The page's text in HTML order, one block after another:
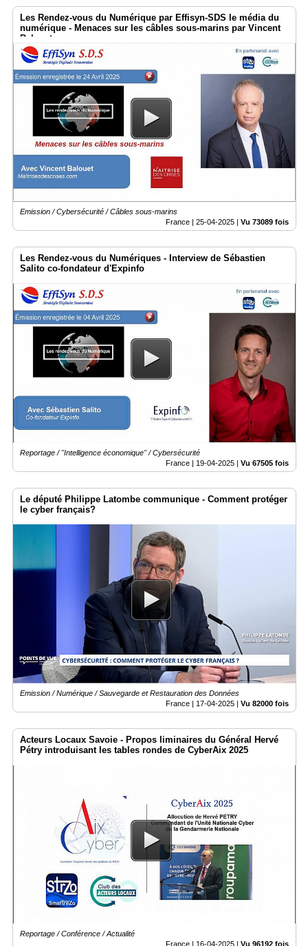
Les Rendez-vous du Numérique par Effisyn-SDS le média du
numérique - Menaces sur les câbles sous-marins par Vincent
Balouet
Emission / Cybersécurité / Câbles sous-marins
France | 25-04-2025 Vu 73089 fois
Les Rendez-vous du Numériques - Interview de Sébastien
Salito co-fondateur d'Expinfo
Reportage / "Intelligence économique" / Cybersécurité
France | 19-04-2025 | Vu 67505 fois
Le député Philippe Latombe communique - Comment protéger
le cyber français?
Emission / Numérique / Sauvegarde et Restauration des Données
France | 17-04-2025 | Vu 82000 fois
Acteurs Locaux Savoie - Propos liminaires du Général Hervé
Pétry introduisant les tables rondes de CyberAix 2025
Reportage / Conférence / Actualité
France | 16-04-2025 Vu 96192 fois